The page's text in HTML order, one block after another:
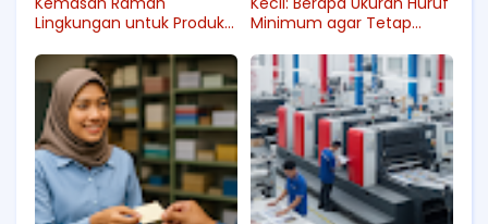
Lingkungan untuk Produk
Minimum agar Tetap